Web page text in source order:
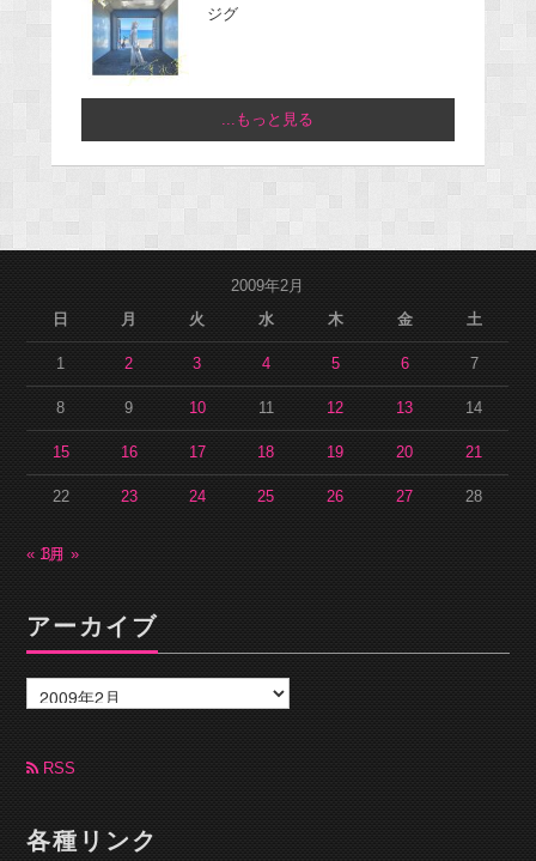
ジグ
...もっと見る
2009年2月
日
月 火 水 木 金 土
1 2 3 4 5 6 7
8 9 10 11 12 13 14
15 16 17 18 19 20 21
22 23 24 25 26 27 28
« 1月3月 »
アーカイブ
ー
カ
ブ
RSS
各種リンク